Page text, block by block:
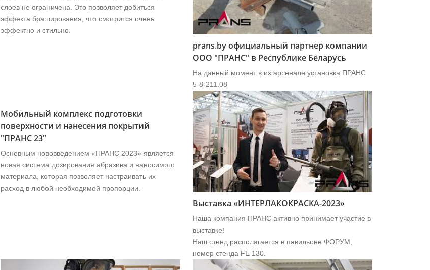
слоев не ограничена. Это позволяет добиться
эффекта браширования, что смотрится очень
эффектно и стильно.
prans.by официальный партнер компании
ООО "ПРАНС" в Республике Беларусь
На данный момент в их арсенале установка ПРАНС
5-8-211.08
Мобильный комплекс подготовки
поверхности и нанесения покрытий
"ПРАНС 23"
Основным нововведением «ПРАНС 2023» является
новая система дозирования абразива и наносимого
материала, которая позволяет настраивать их
расход в любой необходимой пропорции.
Выставка «ИНТЕРЛАКОКРАСКА-2023»
Наша компания ПРАНС активно принимает участие в
выставке!
Наш стенд располагается в павильоне ФОРУМ,
номер стенда FE 130.